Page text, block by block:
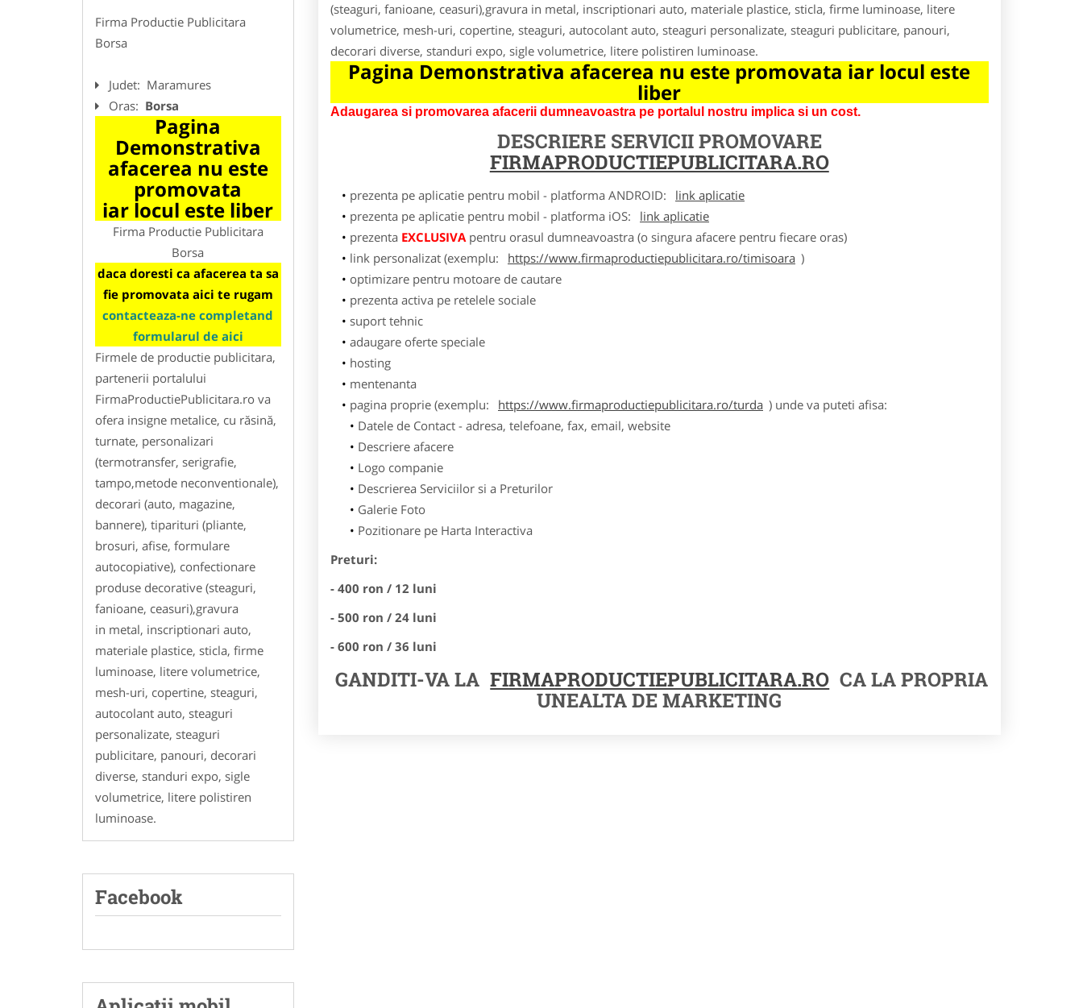
Firma Productie Publicitara
Borsa
Judet: Maramures
Oras: Borsa
Pagina
Demonstrativa
afacerea nu este
promovata
iar locul este liber
Firma Productie Publicitara
Borsa
daca doresti ca afacerea ta sa
fie promovata aici te rugam
contacteaza-ne completand
formularul de aici
Firmele de productie publicitara,
partenerii portalului
FirmaProductiePublicitara.ro va
ofera insigne metalice, cu răsină,
turnate, personalizari
(termotransfer, serigrafie,
tampo,metode neconventionale),
decorari (auto, magazine,
bannere), tiparituri (pliante,
brosuri, afise, formulare
autocopiative), confectionare
produse decorative (steaguri,
fanioane, ceasuri),gravura
in metal, inscriptionari auto,
materiale plastice, sticla, firme
luminoase, litere volumetrice,
mesh-uri, copertine, steaguri,
autocolant auto, steaguri
personalizate, steaguri
publicitare, panouri, decorari
diverse, standuri expo, sigle
volumetrice, litere polistiren
luminoase.
Facebook
(steaguri, fanioane, ceasuri),gravura in metal, inscriptionari auto, materiale plastice, sticla, firme luminoase, litere
volumetrice, mesh-uri, copertine, steaguri, autocolant auto, steaguri personalizate, steaguri publicitare, panouri,
decorari diverse, standuri expo, sigle volumetrice, litere polistiren luminoase.
Pagina Demonstrativa afacerea nu este promovata iar locul este
liber
Adaugarea si promovarea afacerii dumneavoastra pe portalul nostru implica si un cost.
DESCRIERE SERVICII PROMOVARE
FIRMAPRODUCTIEPUBLICITARA.RO
prezenta pe aplicatie pentru mobil - platforma ANDROID:
link aplicatie
prezenta pe aplicatie pentru mobil - platforma iOS:
link aplicatie
prezenta EXCLUSIVApentru orasul dumneavoastra (o singura afacere pentru fiecare oras)
link personalizat (exemplu:
https://www.firmaproductiepublicitara.ro/timisoara )
optimizare pentru motoare de cautare
prezenta activa pe retelele sociale
suport tehnic
adaugare oferte speciale
hosting
mentenanta
pagina proprie (exemplu:
https://www.firmaproductiepublicitara.ro/turda ) unde va puteti afisa:
Datele de Contact - adresa, telefoane, fax, email, website
Descriere afacere
Logo companie
Descrierea Serviciilor si a Preturilor
Galerie Foto
Pozitionare pe Harta Interactiva
Preturi:
- 400 ron / 12 luni
- 500 ron / 24 luni
- 600 ron / 36 luni
GANDITI-VA LA FIRMAPRODUCTIEPUBLICITARA.RO CA LA PROPRIA
UNEALTA DE MARKETING